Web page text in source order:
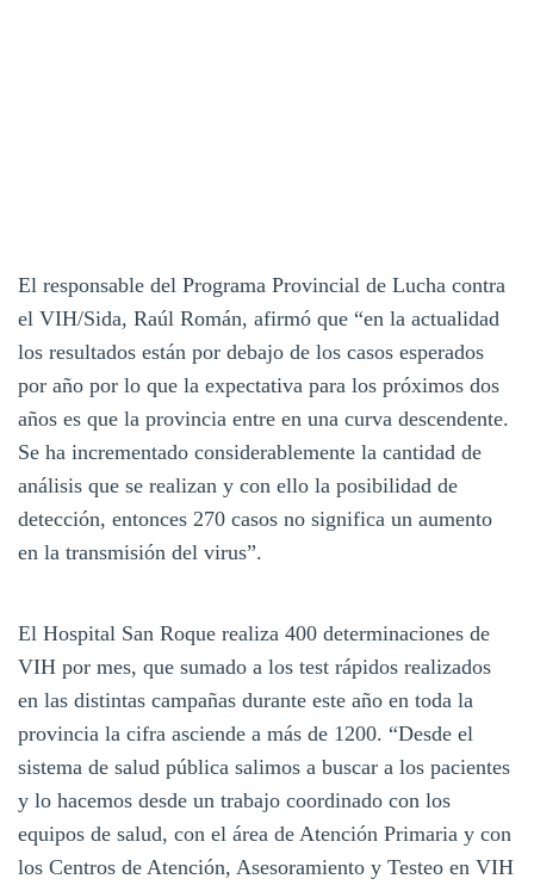
El responsable del Programa Provincial de Lucha contra
el VIH/Sida, Raúl Román, afirmó que “en la actualidad
los resultados están por debajo de los casos esperados
por año por lo que la expectativa para los próximos dos
años es que la provincia entre en una curva descendente.
Se ha incrementado considerablemente la cantidad de
análisis que se realizan y con ello la posibilidad de
detección, entonces 270 casos no significa un aumento
en la transmisión del virus”.
El Hospital San Roque realiza 400 determinaciones de
VIH por mes, que sumado a los test rápidos realizados
en las distintas campañas durante este año en toda la
provincia la cifra asciende a más de 1200. “Desde el
sistema de salud pública salimos a buscar a los pacientes
y lo hacemos desde un trabajo coordinado con los
equipos de salud, con el área de Atención Primaria y con
los Centros de Atención, Asesoramiento y Testeo en VIH